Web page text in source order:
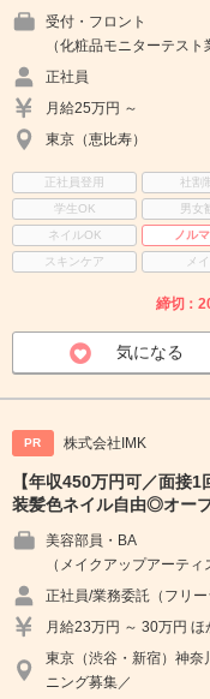
受付・フロント
（化粧品モニターテス
正社員
月給25万円 ～
東京（恵比寿）
正社員登用 社割
学生OK
男女
ネイルOK
ノル
スキンケア
メ
締切：
気になる
PR 株式会社IMK
【年収450万円可／面接
装髪色ネイル自由◎オー
美容部員・BA
（メイクアップアーテ
正社員/業務委託（フリー
月給23万円 ～ 30万円 ほ
東京（渋谷・新宿）神
ニング募集／